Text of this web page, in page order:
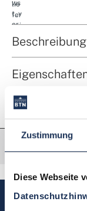
Zustimmung
Diese Webseite
Beschreibung
Sie